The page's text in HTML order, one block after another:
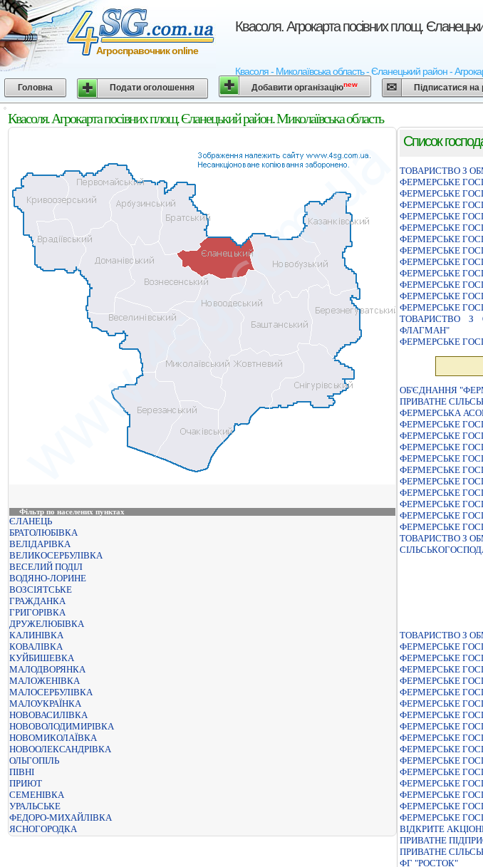
Квасоля. Агрокарта посівних площ.
Квасоля - Миколаївська область - Єланецький район -
Агросправочник online
Головна Подати оголошення Добавити організаціюnew Підписатися
Квасоля. Агрокарта посівних площ. Єланецький район. Миколаївська область
Фільтр по населених пунктах
ЄЛАНЕЦЬ
БРАТОЛЮБІВКА
ВЕЛІДАРІВКА
ВЕЛИКОСЕРБУЛІВКА
ВЕСЕЛИЙ ПОДІЛ
ВОДЯНО-ЛОРИНЕ
ВОЗСІЯТСЬКЕ
ГРАЖДАНКА
ГРИГОРІВКА
ДРУЖЕЛЮБІВКА
КАЛИНІВКА
КОВАЛІВКА
КУЙБИШЕВКА
МАЛОДВОРЯНКА
МАЛОЖЕНІВКА
МАЛОСЕРБУЛІВКА
МАЛОУКРАЇНКА
НОВОВАСИЛІВКА
НОВОВОЛОДИМИРІВКА
НОВОМИКОЛАЇВКА
НОВООЛЕКСАНДРІВКА
ОЛЬГОПІЛЬ
ПІВНІ
ПРИЮТ
СЕМЕНІВКА
УРАЛЬСЬКЕ
ФЕДОРО-МИХАЙЛІВКА
ЯСНОГОРОДКА
Список
ТОВАРИСТВО З
ФЕРМЕРСЬКЕ
ФЕРМЕРСЬКЕ
ФЕРМЕРСЬКЕ
ФЕРМЕРСЬКЕ
ФЕРМЕРСЬКЕ
ФЕРМЕРСЬКЕ
ФЕРМЕРСЬКЕ
ФЕРМЕРСЬКЕ
ФЕРМЕРСЬКЕ
ФЕРМЕРСЬКЕ
ФЕРМЕРСЬКЕ
ФЕРМЕРСЬКЕ
ТОВАРИСТВО З
ФЛАГМАН"
ФЕРМЕРСЬКЕ
ОБ'ЄДНАННЯ
ПРИВАТНЕ
ФЕРМЕРСЬКА
ФЕРМЕРСЬКЕ
ФЕРМЕРСЬКЕ
ФЕРМЕРСЬКЕ
ФЕРМЕРСЬКЕ
ФЕРМЕРСЬКЕ
ФЕРМЕРСЬКЕ
ФЕРМЕРСЬКЕ
ФЕРМЕРСЬКЕ
ФЕРМЕРСЬКЕ
ФЕРМЕРСЬКЕ
ТОВАРИСТВО З
ТОВАРИСТВО З
ФЕРМЕРСЬКЕ
ФЕРМЕРСЬКЕ
ФЕРМЕРСЬКЕ
ФЕРМЕРСЬКЕ
ФЕРМЕРСЬКЕ
ФЕРМЕРСЬКЕ
ФЕРМЕРСЬКЕ
ФЕРМЕРСЬКЕ
ФЕРМЕРСЬКЕ
ФЕРМЕРСЬКЕ
ФЕРМЕРСЬКЕ
ФЕРМЕРСЬКЕ
ФЕРМЕРСЬКЕ
ФЕРМЕРСЬКЕ
ФЕРМЕРСЬКЕ
ФЕРМЕРСЬКЕ
ВIДКРИТЕ
ПРИВАТНЕ
ПРИВАТНЕ
ФГ "РОСТОК"